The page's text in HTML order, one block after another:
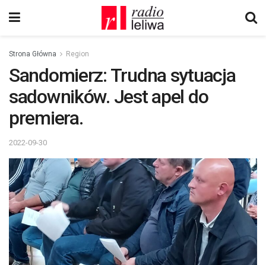
Strona Główna Region
Sandomierz: Trudna sytuacja
sadowników. Jest apel do
premiera.
2022-09-30